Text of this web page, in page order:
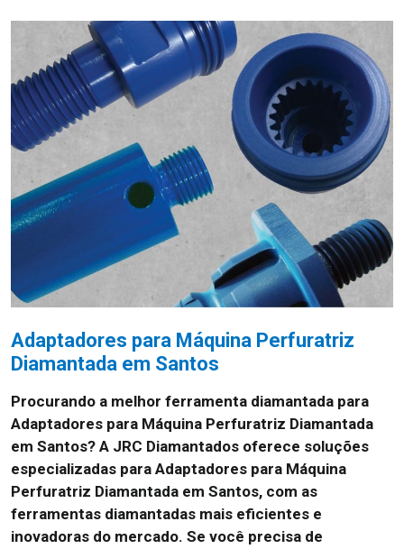
Adaptadores para Máquina Perfuratriz
Diamantada em Santos
Procurando a melhor ferramenta diamantada para
Adaptadores para Máquina Perfuratriz Diamantada
em Santos? A JRC Diamantados oferece soluções
especializadas para Adaptadores para Máquina
Perfuratriz Diamantada em Santos, com as
ferramentas diamantadas mais eficientes e
inovadoras do mercado. Se você precisa de